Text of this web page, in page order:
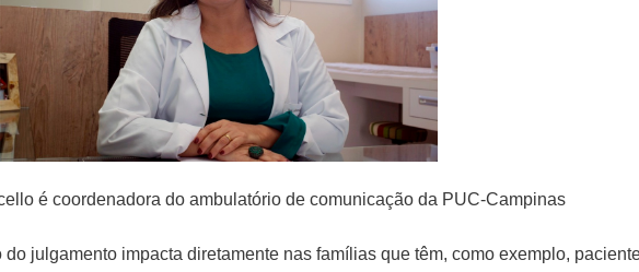
é coordenadora do ambulatório de comunicação da PUC-Campinas
do julgamento impacta diretamente nas famílias que têm, como exemplo,